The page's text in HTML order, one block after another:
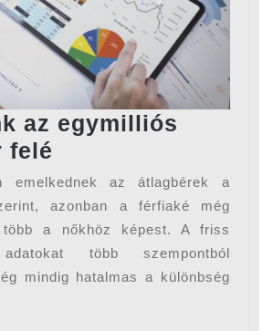
az egymilliós
felé
az
egymilliós
átlagbér
felé
emelkednek az átlagbérek a
azonban a férfiaké még
a nőkhöz képest. A friss
több szempontból
mindig hatalmas a különbség